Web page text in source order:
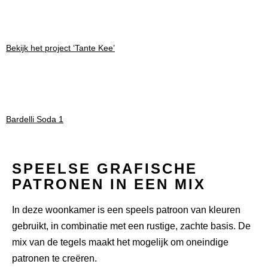
Bekijk het project ‘Tante Kee’
Bardelli Soda 1
SPEELSE GRAFISCHE
PATRONEN IN EEN MIX
In deze woonkamer is een speels patroon van kleuren
gebruikt, in combinatie met een rustige, zachte basis. De
mix van de tegels maakt het mogelijk om oneindige
patronen te creëren.